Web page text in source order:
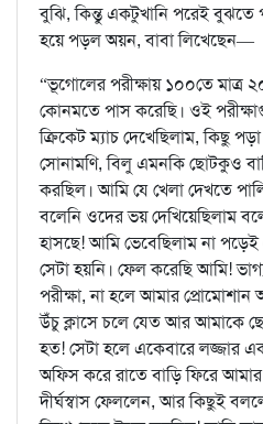
বুঝি, কিন্তু একটুখানি পরেই বুঝতে
হয়ে পড়ল অয়ন, বাবা লিখেছেন—
“ভূগোলের পরীক্ষায় ১০০তে মাত্র
কোনমতে পাস করেছি। ওই
ক্রিকেট ম্যাচ দেখেছিলাম, কিছু
সোনামণি, বিলু এমনকি ছোটকুও
করছিল। আমি যে খেলা দেখতে
বলেনি ওদের ভয় দেখিয়েছিলাম
হাসছে! আমি ভেবেছিলাম না পড়েই
সেটা হয়নি। ফেল করেছি আমি!
পরীক্ষা, না হলে আমার
উঁচু ক্লাসে চলে যেত আর আমাকে
হত! সেটা হলে একেবারে লজ্জার
অফিস করে রাতে বাড়ি ফিরে
দীর্ঘস্বাস ফেললেন, আর কিছুই